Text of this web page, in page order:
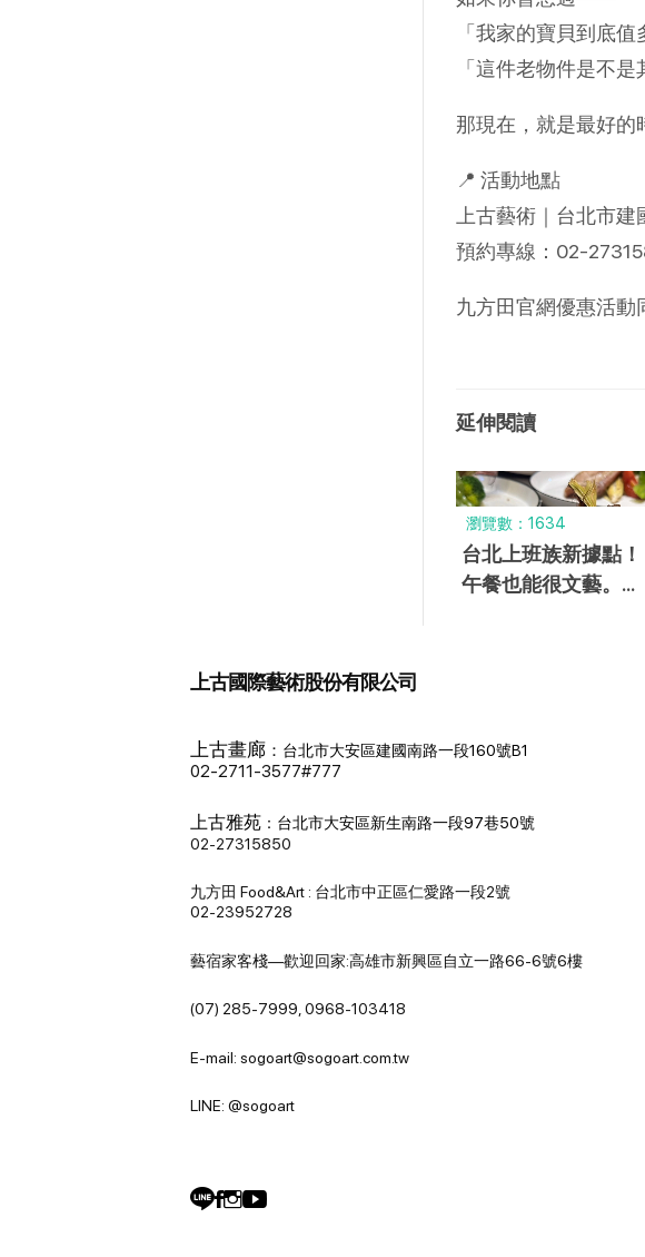
「我家的寶貝到底值
「這件老物件是不是
那現在，就是最好的
📍 活動地點
上古藝術｜台北市
預約專線：02-
九方田官網優惠活動
延伸閱讀
瀏覽數：1634
台北上班族新據點！
午餐也能很文藝。中
上古國際藝術股份有限公司
上古畫廊 ： 台北市大安區建國南路一段160號B1
02-2711-3577#777
上古雅苑 ： 台北市大安區新生南路一段97巷50號
02-27315850
九方田 Food&Art : 台北市中正區仁愛路一段2號
02-23952728
藝宿家客棧—歡迎回家:高雄市新興區自立一路66-6號6樓
(07) 285-7999, 0968-103418
E-mail: sogoart@sogoart.com.tw
LINE: @sogoart